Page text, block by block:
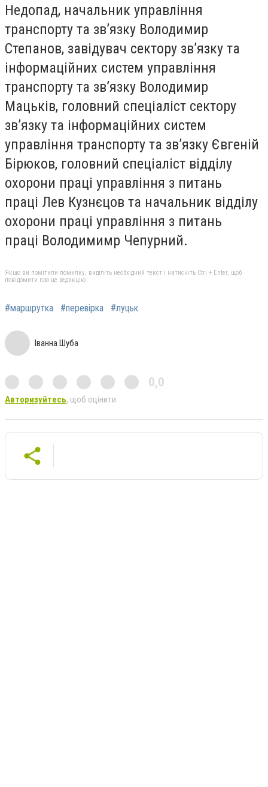
Недопад, начальник управління
транспорту та зв’язку Володимир
Степанов, завідувач сектору зв’язку та
інформаційних систем управління
транспорту та зв’язку Володимир
Мацьків, головний спеціаліст сектору
зв’язку та інформаційних систем
управління транспорту та зв’язку Євгеній
Бірюков, головний спеціаліст відділу
охорони праці управління з питань
праці Лев Кузнєцов та начальник відділу
охорони праці управління з питань
праці Володимимр Чепурний.
Якщо ви помітили помилку, виділіть необхідний текст і натисніть Ctrl + Enter, щоб
повідомити про це редакцію
#маршрутка #перевірка #луцьк
Іванна Шуба
0,0
Авторизуйтесь, щоб оцінити